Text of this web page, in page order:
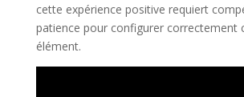
cette expérience positive requiert
patience pour configurer correctement
élément.